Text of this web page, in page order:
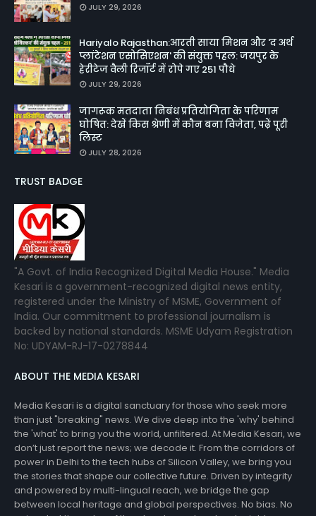
JULY 29, 2026
Hariyalo Rajasthan:आरती साया मिशन और 'द अर्थ
प्लांटेशन एसोसिएशन' की संयुक्त पहल: जयपुर के
हेरीटेज वैली रिजॉर्ट में रोपे गए 251 पौधे
JULY 29, 2026
जागरूक मतदाता निबंध प्रतियोगिता के परिणाम
घोषित: देखें किस श्रेणी में कौन बना विजेता, पढ़ें पूरी
लिस्ट
JULY 28, 2026
TRUST BADGE
"A Govt. of India Recognized Digital Media House." Media
Kesari is a government-recognized digital news entity,
registered under the Ministry of MSME, Government of
India. Our commitment to professional journalism is
backed by national standards. MSME Udyam Registration
No: UDYAM-RJ-17-0278844
ABOUT THE MEDIA KESARI
Media Kesari is a digital sanctuary for those who seek more
than just "breaking" news. We dive deep into the 'why' behind
the 'what' to bring you the world, unfiltered. At Media Kesari, we
don’t just report the news; we decode it. From the corridors of
power in Delhi to the tech hubs of Silicon Valley, we bring you
the stories that shape our collective future. Driven by integrity
and powered by multi-lingual reach, we bridge the gap
between local heritage and global perspectives. No bias. No